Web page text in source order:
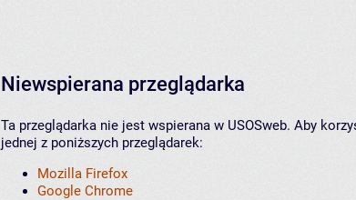
Niewspierana przeglądarka
Ta przeglądarka nie jest wspierana w USOSweb. Aby
jednej z poniższych przeglądarek:
Mozilla Firefox
Google Chrome